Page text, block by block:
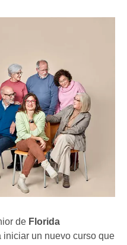
de Florida
iniciar un nuevo curso que